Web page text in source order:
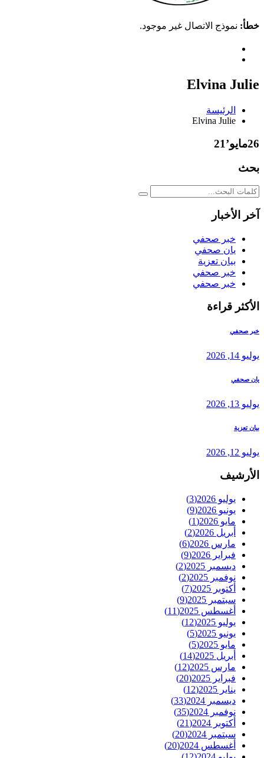
خطأ: نموذج الاتصال غير موجود.
Elvina Julie
الرئيسة
Elvina Julie
26مايو’21
بحث
آخر الأخبار
خبر صحفي
يان صحفي
بيان تعزية
خبر صحفي
خبر صحفي
الأكثر قراءة
خبر صحفي
يوليو 14, 2026
يان صحفي
يوليو 13, 2026
بيان تعزية
يوليو 12, 2026
الأرشيف
يوليو 2026
(3)
يونيو 2026
(9)
مايو 2026
(1)
أبريل 2026
(2)
مارس 2026
(6)
فبراير 2026
(9)
ديسمبر 2025
(2)
نوفمبر 2025
(2)
أكتوبر 2025
(7)
سبتمبر 2025
(9)
أغسطس 2025
(11)
يوليو 2025
(12)
يونيو 2025
(5)
مايو 2025
(5)
أبريل 2025
(14)
مارس 2025
(12)
فبراير 2025
(20)
يناير 2025
(12)
ديسمبر 2024
(33)
نوفمبر 2024
(35)
أكتوبر 2024
(21)
سبتمبر 2024
(20)
أغسطس 2024
(20)